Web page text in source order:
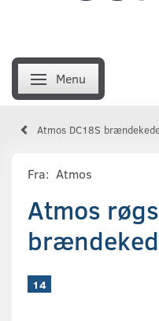
Skifte navigation
Menu
Atmos DC18S
Fra: Atmos
Atmos
14